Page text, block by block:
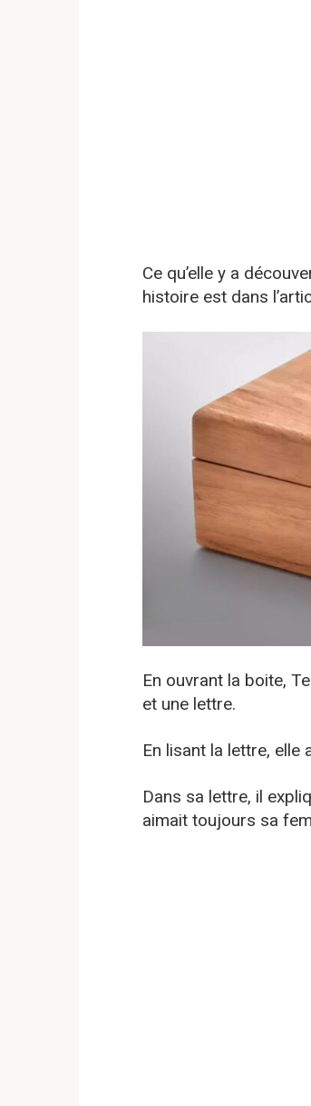
Ce qu’elle y a
histoire est dans
En ouvrant la boite,
et une lettre.
En lisant la lettre, elle
Dans sa lettre, il
aimait toujours sa